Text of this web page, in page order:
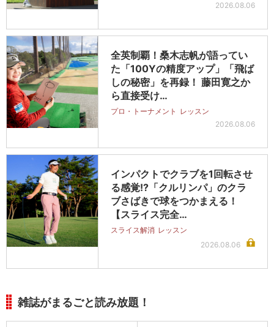
2026.08.06
全英制覇！桑木志帆が語ってい
た「100Yの精度アップ」「飛ば
しの秘密」を再録！ 藤田寛之か
ら直接受け…
プロ・トーナメント レッスン
2026.08.06
インパクトでクラブを1回転させ
る感覚!?「クルリンパ」のクラ
ブさばきで球をつかまえる！
【スライス完全…
スライス解消 レッスン
2026.08.06
雑誌がまるごと読み放題！